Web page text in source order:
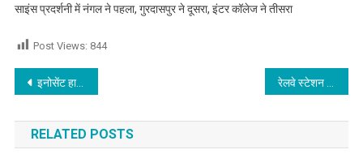
साइंस प्रदर्शनी में नंगल ने पहला, गुरदासपुर ने दूसरा, इंटर कॉलेज ने तीसरा
Post Views: 844
Post navigation
इनोसेंट हार्ट्स में धूमधाम से मनाया गया बाल-दिवस
RELATED POSTS